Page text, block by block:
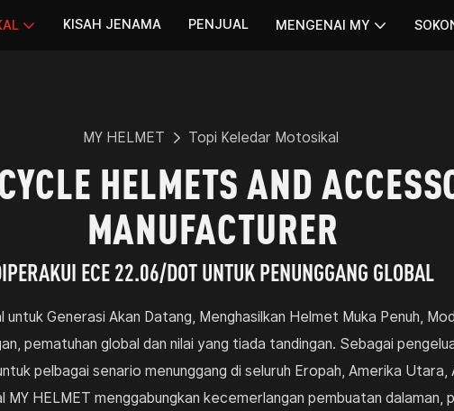
KISAH JENAMA PENJUAL MENGENAI MY
MY HELMET Topi Keledar Motosikal
HELMETS AND
MANUFACTURER
ECE 22.06/DOT UNTUK PENUNGGANG GLOBAL
Generasi Akan Datang, Menghasilkan Helmet Muka Penuh,
pematuhan global dan nilai yang tiada tandingan. Sebagai
pelbagai senario menunggang di seluruh Eropah, Amerika Utara,
HELMET menggabungkan kecemerlangan pembuatan dalaman,